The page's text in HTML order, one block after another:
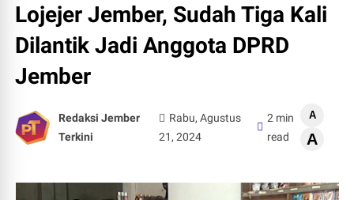
Lojejer Jember, Sudah Tiga Kali
Dilantik Jadi Anggota DPRD
Jember
Redaksi Jember
Terkini
Rabu, Agustus
21, 2024
2 min
read
A
A